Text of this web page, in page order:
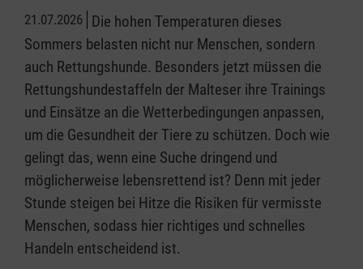
21.07.2026 Die hohen Temperaturen dieses
Sommers belasten nicht nur Menschen, sondern
auch Rettungshunde. Besonders jetzt müssen die
Rettungshundestaffeln der Malteser ihre Trainings
und Einsätze an die Wetterbedingungen anpassen,
um die Gesundheit der Tiere zu schützen. Doch wie
gelingt das, wenn eine Suche dringend und
möglicherweise lebensrettend ist? Denn mit jeder
Stunde steigen bei Hitze die Risiken für vermisste
Menschen, sodass hier richtiges und schnelles
Handeln entscheidend ist.